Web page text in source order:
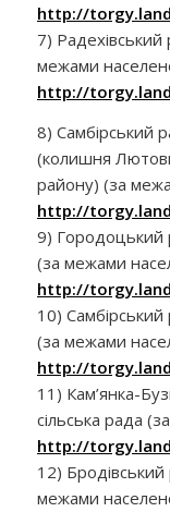
http://
7) Радехівський
межами
http://
8) Самбірський
(колишня
району) (за
http://
9) Городоцький
(за межами
http://
10)
(за межами
http://
11) Кам’янка-
сільська рада
http://
12)
межами